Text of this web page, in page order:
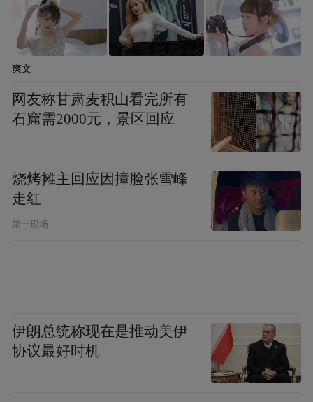
爽文
网友称甘肃麦积山看完所有
石窟需2000元，景区回应
烧烤摊主回应因撞脸张雪峰
走红
第一现场
伊朗总统称现在是推动美伊
协议最好时机